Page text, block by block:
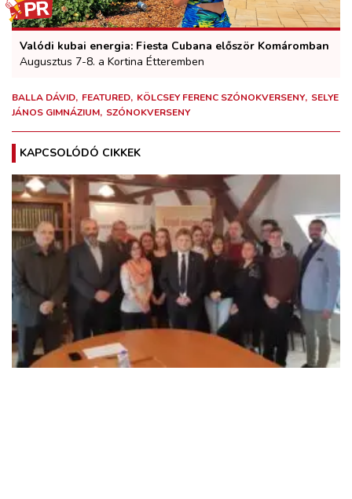
Valódi kubai energia: Fiesta Cubana először Komáromban
Augusztus 7-8. a Kortina Étteremben
BALLA DÁVID FEATURED KÖLCSEY FERENC SZÓNOKVERSENY SELYE
JÁNOS GIMNÁZIUM SZÓNOKVERSENY
KAPCSOLÓDÓ CIKKEK